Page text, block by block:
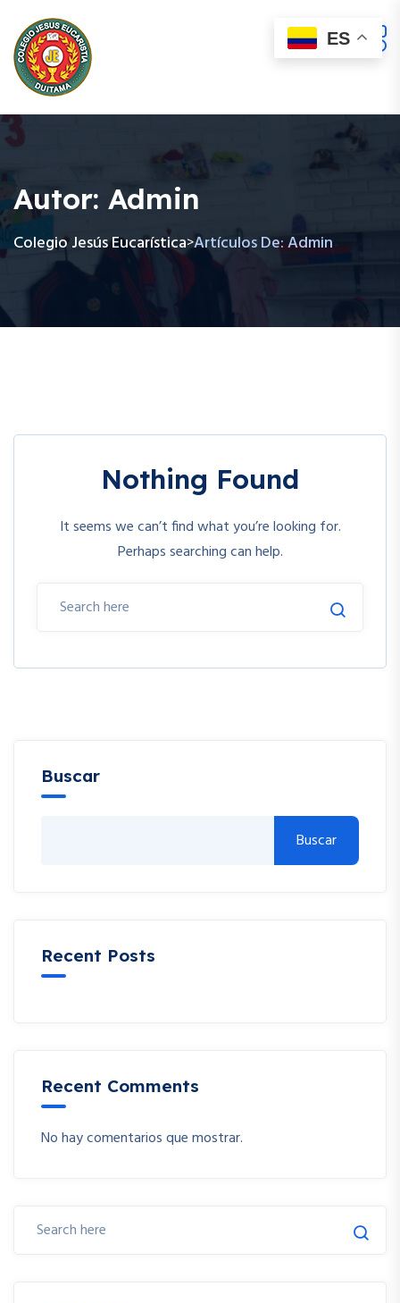
Autor: Admin
Colegio Jesús Eucarística>Artículos De: Admin
Nothing Found
It seems we can’t find what you’re looking for.
Perhaps searching can help.
Buscar
Buscar
Recent Posts
Recent Comments
No hay comentarios que mostrar.
ES